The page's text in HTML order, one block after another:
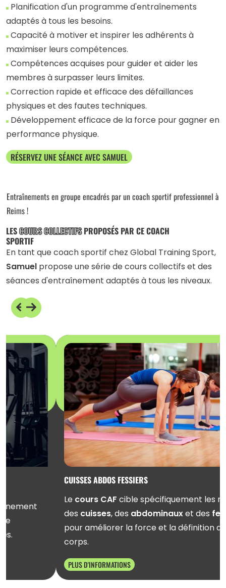
Planification d'un programme d'entraînements
adaptés à tous les besoins.
Capacité à motiver et inspirer les adhérents à
maximiser leurs compétences.
Compétences acquises pour guider et aider les
membres à surpasser leurs limites.
Correction rapide et efficace des défaillances
physiques et des fautes techniques.
Développement efficace de la force pour gagner en
performance physique.
RÉSERVEZ UNE SÉANCE AVEC SAMUEL
LESCOURS COLLECTIFSPROPOSÉS PAR CE COACH
SPORTIF
Entraînements en groupe encadrés par un coach sportif professionnel à
Reims !
En tant que coach sportif chez Global Training Sport,
Samuelpropose une série de cours collectifs et des
séances d'entraînement adaptés à tous les niveaux.
CUISSES ABDOS FESSIERS
cours CAFcible spécifiquement les muscles
, des abdominauxet desfessiers
pour améliorer la force et la définition de bas du
PLUS D'INFORMATIONS